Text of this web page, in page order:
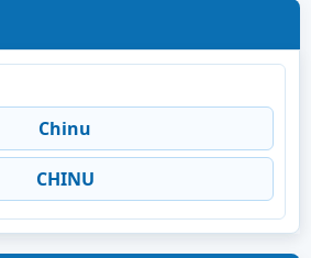
Chinu
CHINU